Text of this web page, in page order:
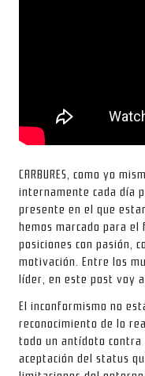
CARBURES, como yo
internamente cada día
presente en el que
hemos marcado para el
posiciones con pasión,
motivación. Entre los
líder, en este post voy
El inconformismo no
reconocimiento de lo
todo un antídoto contra
aceptación del status